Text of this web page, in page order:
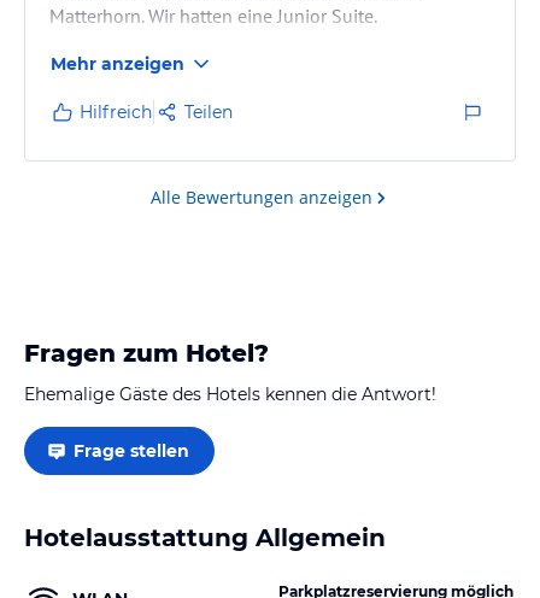
Matterhorn. Wir hatten eine Junior Suite.
Mehr anzeigen
Hilfreich Teilen
Alle Bewertungen anzeigen
Fragen zum Hotel?
Ehemalige Gäste des Hotels kennen die Antwort!
Frage stellen
Hotelausstattung Allgemein
Parkplatzreservierung möglich